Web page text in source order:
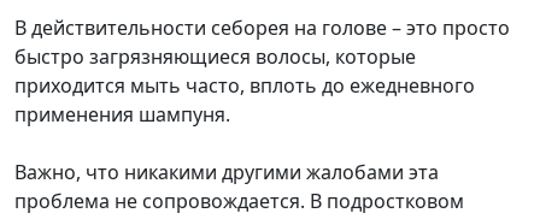
В действительности себорея на голове – это просто
быстро загрязняющиеся волосы, которые
приходится мыть часто, вплоть до ежедневного
применения шампуня.
Важно, что никакими другими жалобами эта
проблема не сопровождается. В подростковом